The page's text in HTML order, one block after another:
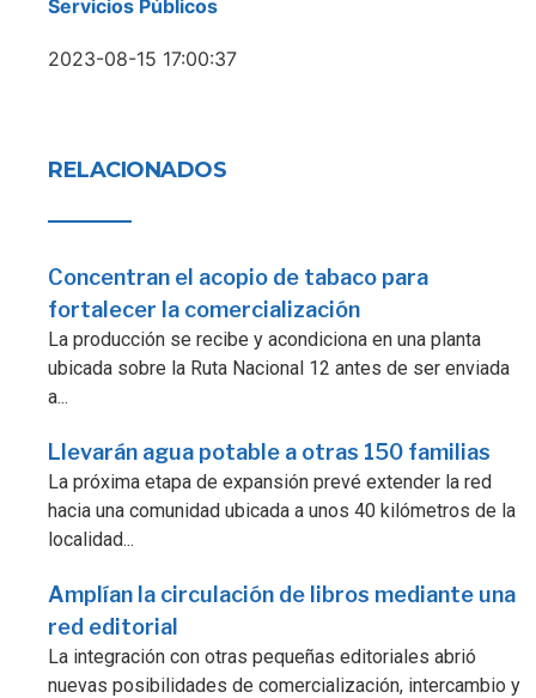
Servicios Públicos
2023-08-15 17:00:37
RELACIONADOS
Concentran el acopio de tabaco para
fortalecer la comercialización
La producción se recibe y acondiciona en una planta
ubicada sobre la Ruta Nacional 12 antes de ser enviada
a...
Llevarán agua potable a otras 150 familias
La próxima etapa de expansión prevé extender la red
hacia una comunidad ubicada a unos 40 kilómetros de la
localidad...
Amplían la circulación de libros mediante una
red editorial
La integración con otras pequeñas editoriales abrió
nuevas posibilidades de comercialización, intercambio y